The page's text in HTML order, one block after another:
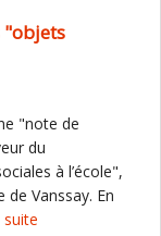
"objets
"note de
du
à l’école",
Vanssay. En
suite